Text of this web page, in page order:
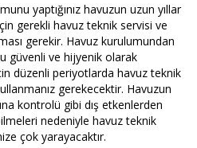
yaptığınız havuzun uzun yıllar
gerekli havuz teknik servisi ve
gerekir. Havuz kurulumundan
güvenli ve hijyenik olarak
düzenli periyotlarda havuz teknik
gerekecektir. Havuzun
kontrolü gibi dış etkenlerden
nedeniyle havuz teknik
çok yarayacaktır.